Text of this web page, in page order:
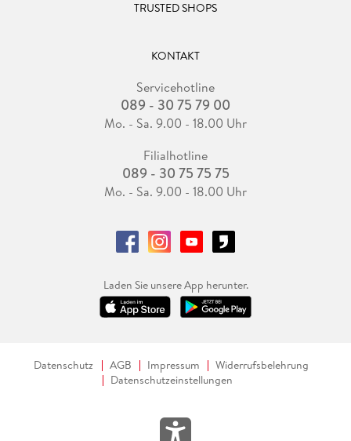
TRUSTED SHOPS
KONTAKT
Servicehotline
089 - 30 75 79 00
Mo. - Sa. 9.00 - 18.00 Uhr
Filialhotline
089 - 30 75 75 75
Mo. - Sa. 9.00 - 18.00 Uhr
Laden Sie unsere App herunter.
Datenschutz AGB Impressum
Widerrufsbelehrung
Datenschutzeinstellungen